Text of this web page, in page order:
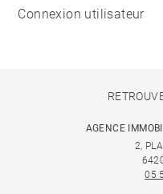
Connexion utilisateur
AGENCE
2,
05